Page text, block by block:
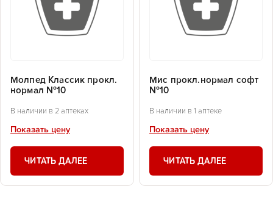
Молпед Классик прокл.
нормал №10
В наличии в 2 аптеках
Показать цену
ЧИТАТЬ ДАЛЕЕ
Мис прокл.нормал софт
№10
В наличии в 1 аптеке
Показать цену
ЧИТАТЬ ДАЛЕЕ